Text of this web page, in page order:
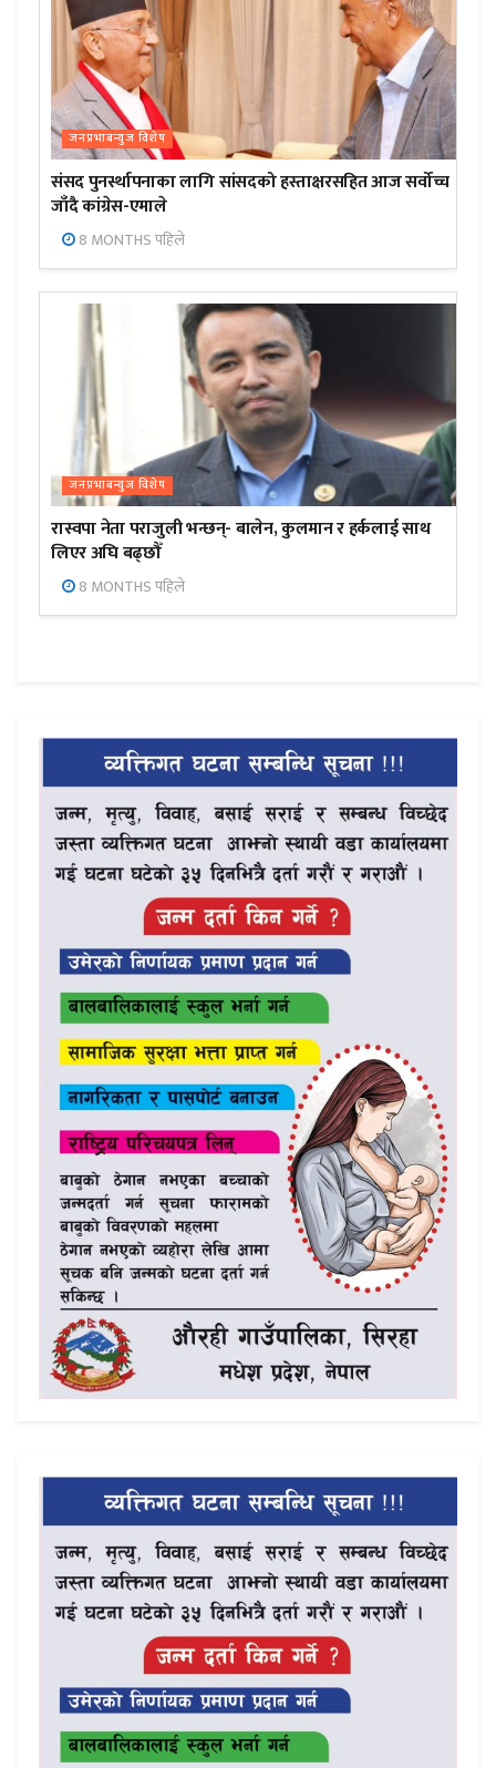
जनप्रभाबन्युज विशेष
संसद पुनर्स्थापनाका लागि सांसदको हस्ताक्षरसहित आज सर्वोच्च
जाँदै कांग्रेस-एमाले
8 MONTHS पहिले
जनप्रभाबन्युज विशेष
रास्वपा नेता पराजुली भन्छन्- बालेन, कुलमान र हर्कलाई साथ
लिएर अघि बढ्छौँ
8 MONTHS पहिले